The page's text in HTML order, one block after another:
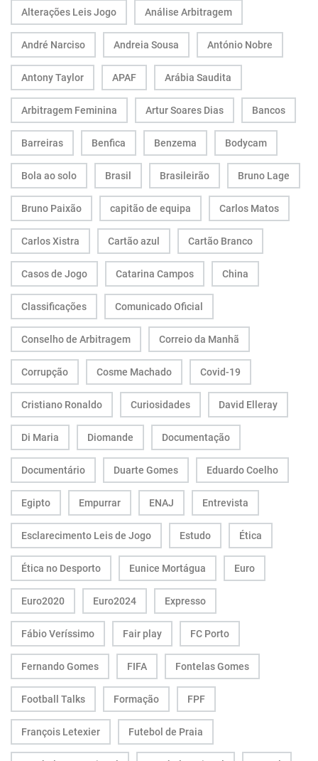
Alterações Leis Jogo Análise Arbitragem
André Narciso Andreia Sousa António Nobre
Antony Taylor APAF Arábia Saudita
Arbitragem Feminina Artur Soares Dias Bancos
Barreiras Benfica Benzema Bodycam
Bola ao solo Brasil Brasileirão Bruno Lage
Bruno Paixão capitão de equipa Carlos Matos
Carlos Xistra Cartão azul Cartão Branco
Casos de Jogo Catarina Campos China
Classificações Comunicado Oficial
Conselho de Arbitragem Correio da Manhã
Corrupção Cosme Machado Covid-19
Cristiano Ronaldo Curiosidades David Elleray
Di Maria Diomande Documentação
Documentário Duarte Gomes Eduardo Coelho
Egipto Empurrar ENAJ Entrevista
Esclarecimento Leis de Jogo Estudo Ética
Ética no Desporto Eunice Mortágua Euro
Euro2020 Euro2024 Expresso
Fábio Veríssimo Fair play FC Porto
Fernando Gomes FIFA Fontelas Gomes
Football Talks Formação FPF
François Letexier Futebol de Praia